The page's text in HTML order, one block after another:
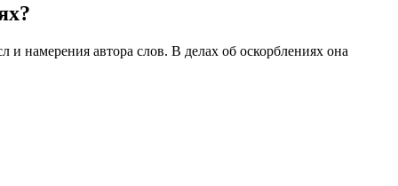
намерения автора слов. В делах об оскорблениях она